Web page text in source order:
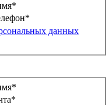
*
*
данных
*
*